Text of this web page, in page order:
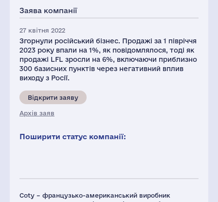
Coty – французько-американський виробник
Заява компанії
27 квітня 2022
Згорнули російський бізнес. Продажі за 1 півріччя
2023 року впали на 1%, як повідомлялося, тоді як
продажі LFL зросли на 6%, включаючи приблизно
300 базисних пунктів через негативний вплив
виходу з Росії.
Відкрити заяву
Архів заяв
Поширити статус компанії: